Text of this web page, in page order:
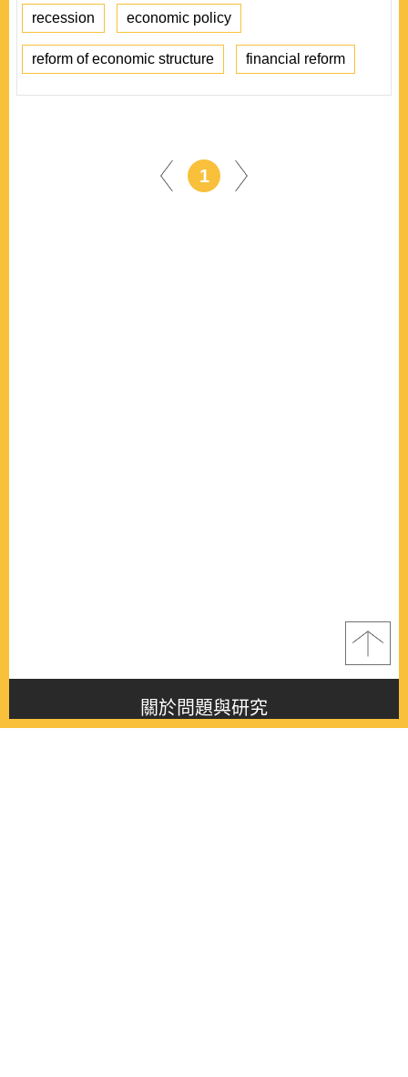
recession economic policy
reform of economic structure financial reform
1
關於問題與研究
About this journal